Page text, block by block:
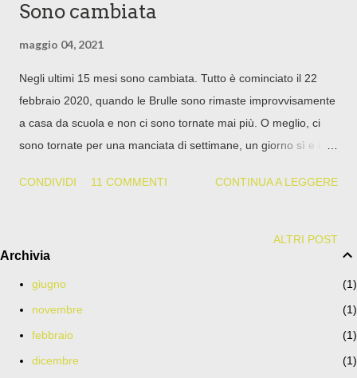
Sono cambiata
maggio 04, 2021
Negli ultimi 15 mesi sono cambiata. Tutto è cominciato il 22
febbraio 2020, quando le Brulle sono rimaste improvvisamente
a casa da scuola e non ci sono tornate mai più. O meglio, ci
sono tornate per una manciata di settimane, un giorno sì e un
per uno starnuto da bronchite allergica; e poi hanno cominciato
a stare qui”). Una alla fine ha messo la scuola in stand by:
aspettiamo tempi migliori, come il nostro biglietto del concerto
di Marracash. Non so se siano state più le circostanze avverse
siamo finite in un Grande Fratello horror; bullismo a scuola,
CONDIVIDI 11 COMMENTI CONTINUA A LEGGERE
ALTRI POST
Archivia
giugno
1
novembre
1
febbraio
1
dicembre
1